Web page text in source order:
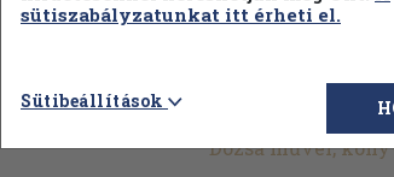
Dózsa művei,
sütiszabályzatunkat itt érheti el.
Sütibeállítások